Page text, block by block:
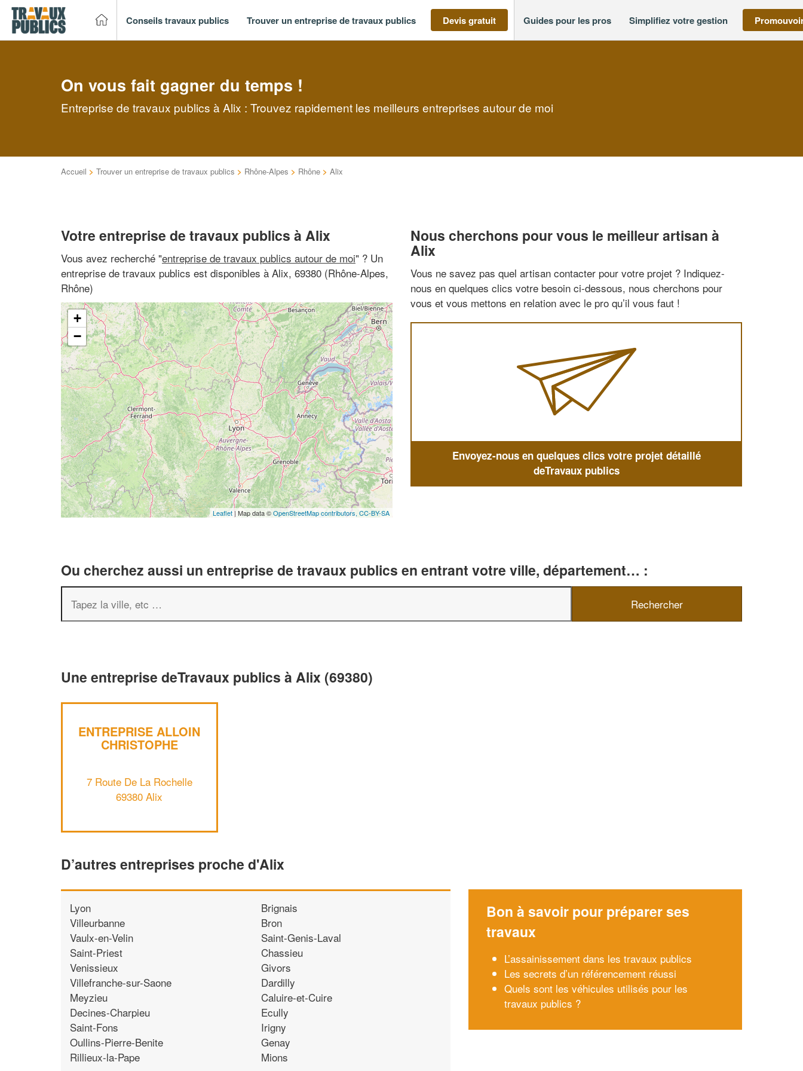
Conseils travaux publics Trouver un entreprise de travaux publics Devis gratuit Guides pour les pros Simplifiez votre gestion
On vous fait gagner du temps !
Entreprise de travaux publics à Alix : Trouvez rapidement les meilleurs entreprises autour de moi
Accueil > Trouver un entreprise de travaux publics > Rhône-Alpes > Rhône > Alix
Votre entreprise de travaux publics à Alix
Vous avez recherché "entreprise de travaux publics autour de moi" ? Un
entreprise de travaux publics est disponibles à Alix, 69380 (Rhône-Alpes,
Rhône)
+
−
Leaflet| Map data ©OpenStreetMap contributors, CC-BY-SA
Nous cherchons pour vous le meilleur artisan à
Alix
Vous ne savez pas quel artisan contacter pour votre projet ? Indiquez-
nous en quelques clics votre besoin ci-dessous, nous cherchons pour
vous et vous mettons en relation avec le pro qu’il vous faut !
Envoyez-nous en quelques clics votre projet détaillé
deTravaux publics
Ou cherchez aussi un entreprise de travaux publics en entrant votre ville, département… :
Une entreprise deTravaux publics à Alix (69380)
ENTREPRISE ALLOIN
CHRISTOPHE
7 Route De La Rochelle
69380 Alix
D’autres entreprises proche d'Alix
Lyon
Villeurbanne
Vaulx-en-Velin
Saint-Priest
Venissieux
Villefranche-sur-Saone
Meyzieu
Decines-Charpieu
Saint-Fons
Oullins-Pierre-Benite
Rillieux-la-Pape
Brignais
Bron
Saint-Genis-Laval
Chassieu
Givors
Dardilly
Caluire-et-Cuire
Ecully
Irigny
Genay
Mions
Bon à savoir pour préparer ses
travaux
L’assainissement dans les travaux publics
Les secrets d’un référencement réussi
Quels sont les véhicules utilisés pour les
travaux publics ?
Vous êtes un
professionnel ?